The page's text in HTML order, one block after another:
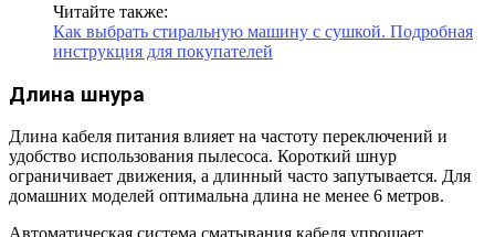
Читайте также:
Как выбрать стиральную машину с сушкой. Подробная
инструкция для покупателей
Длина шнура
Длина кабеля питания влияет на частоту переключений и
удобство использования пылесоса. Короткий шнур
ограничивает движения, а длинный часто запутывается. Для
домашних моделей оптимальна длина не менее 6 метров.